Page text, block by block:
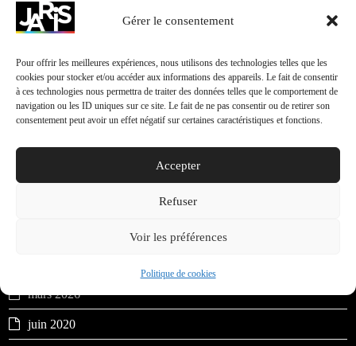
Gérer le consentement
Pour offrir les meilleures expériences, nous utilisons des technologies telles que les
cookies pour stocker et/ou accéder aux informations des appareils. Le fait de consentir
à ces technologies nous permettra de traiter des données telles que le comportement de
navigation ou les ID uniques sur ce site. Le fait de ne pas consentir ou de retirer son
consentement peut avoir un effet négatif sur certaines caractéristiques et fonctions.
Accepter
Refuser
Voir les préférences
Politique de cookies
Articles récents
C-JARIS – Cinéma-Journalisme Audiovisuel Responsables
Inclusifs Solidaires
L’ascenseur
« Différents, et alors ! » 2020 arrive !
mars 2026
juin 2020